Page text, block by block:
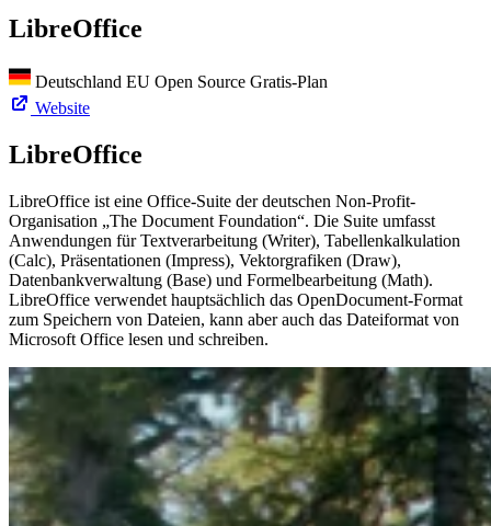
LibreOffice
Deutschland EU Open Source Gratis-Plan
Website
LibreOffice
LibreOffice ist eine Office-Suite der deutschen Non-Profit-
Organisation „The Document Foundation“. Die Suite umfasst
Anwendungen für Textverarbeitung (Writer), Tabellenkalkulation
(Calc), Präsentationen (Impress), Vektorgrafiken (Draw),
Datenbankverwaltung (Base) und Formelbearbeitung (Math).
LibreOffice verwendet hauptsächlich das OpenDocument-Format
zum Speichern von Dateien, kann aber auch das Dateiformat von
Microsoft Office lesen und schreiben.